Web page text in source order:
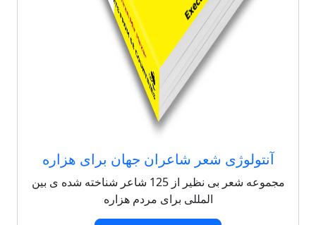
آنتولوژی شعر شاعران جهان برای هزاره
مجموعه شعر بی نظیر از 125 شاعر شناخته شده ی بین
المللی برای مردم هزاره